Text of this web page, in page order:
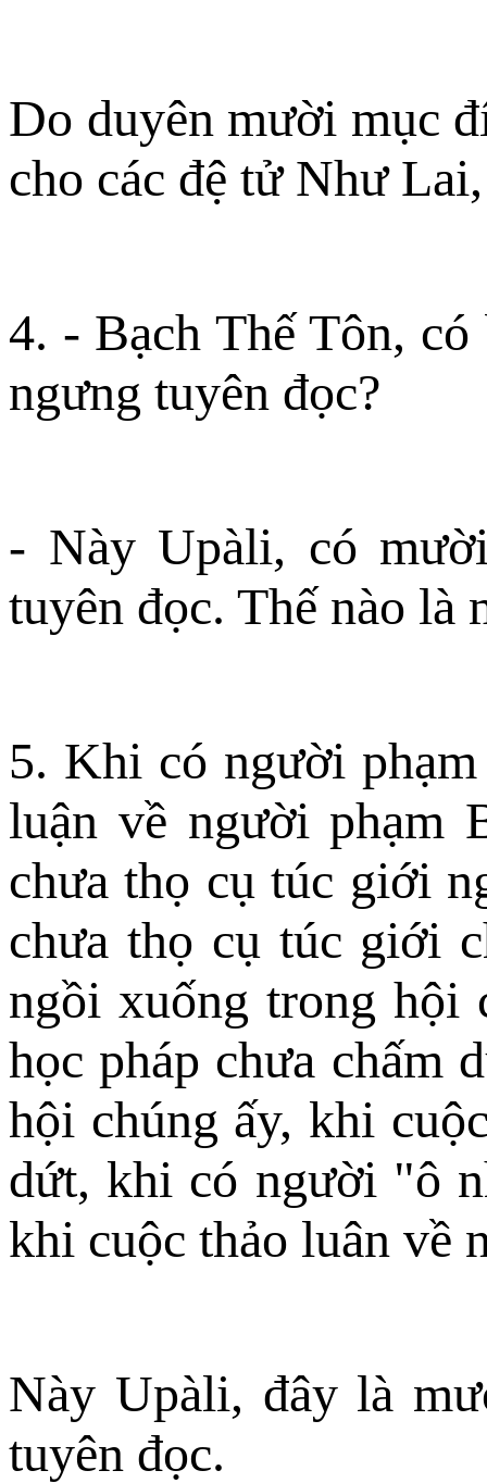
Do duyên mười mục
cho các đệ tử Như
4. - Bạch Thế Tôn,
ngưng tuyên đọc?
- Này Upàli, có
tuyên đọc. Thế nào là
5. Khi có người
luận về người phạm
chưa thọ cụ túc giới
chưa thọ cụ túc giới
ngồi xuống trong hội
học pháp chưa chấm
hội chúng ấy, khi
dứt, khi có người "ô
khi cuộc thảo luân về
Này Upàli, đây là
tuyên đọc.